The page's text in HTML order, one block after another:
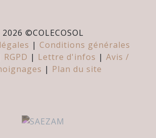
2026 ©COLECOSOL
| Conditions générales
RGPD | Lettre d'infos | Avis /
| Plan du site